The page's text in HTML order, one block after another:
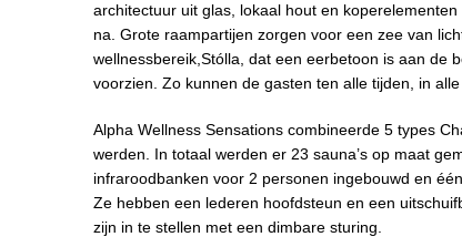
architectuur uit glas, lokaal hout en
na. Grote raampartijen zorgen voor een zee van
wellnessbereik,Stólla, dat een eerbetoon is aan de
voorzien. Zo kunnen de gasten ten alle tijden, in
Alpha Wellness Sensations combineerde 5 types
werden. In totaal werden er 23 sauna’s op maat
infraroodbanken voor 2 personen ingebouwd en
Ze hebben een lederen hoofdsteun en een
zijn in te stellen met een dimbare sturing.